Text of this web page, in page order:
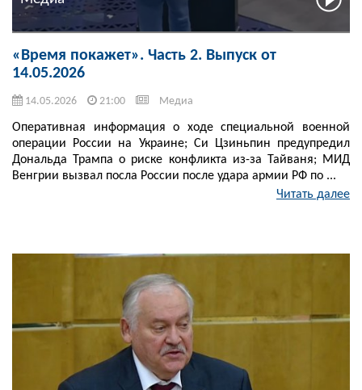
«Время покажет». Часть 2. Выпуск от
14.05.2026
14.05.2026 21:00 Медиа
Оперативная информация о ходе специальной военной
операции России на Украине; Си Цзиньпин предупредил
Дональда Трампа о риске конфликта из-за Тайваня; МИД
Венгрии вызвал посла России после удара армии РФ по ...
Читать далее